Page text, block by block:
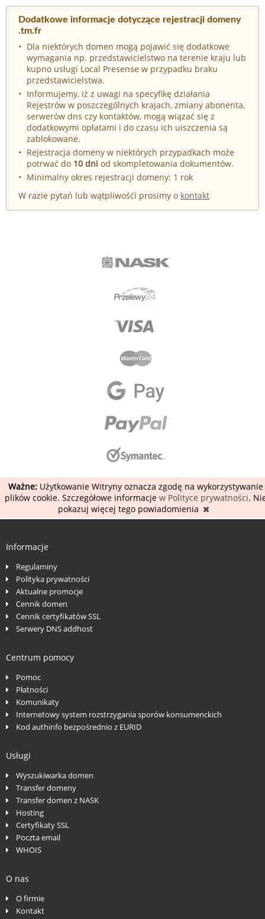
Dodatkowe informacje dotyczące rejestracji domeny
.tm.fr
Dla niektórych domen mogą pojawić się dodatkowe
wymagania np. przedstawicielstwo na terenie kraju lub
kupno usługi Local Presense w przypadku braku
przedstawicielstwa.
Informujemy, iż z uwagi na specyfikę działania
Rejestrów w poszczególnych krajach, zmiany abonenta,
serwerów dns czy kontaktów, mogą wiązać się z
dodatkowymi opłatami i do czasu ich uiszczenia są
zablokowane.
Rejestracja domeny w niektórych przypadkach może
potrwać do 10 dni od skompletowania dokumentów.
Minimalny okres rejestracji domeny: 1 rok
W razie pytań lub wątpliwośći prosimy o kontakt
Ważne:Użytkowanie Witryny oznacza zgodę na wykorzystywanie
plików cookie. Szczegółowe informacje w Polityce prywatności.
pokazuj więcej tego powiadomienia
Informacje
Regulaminy
Polityka prywatności
Aktualne promocje
Cennik domen
Cennik certyfikatów SSL
Serwery DNS addhost
Centrum pomocy
Pomoc
Płatności
Komunikaty
Internetowy system rozstrzygania sporów konsumenckich
Kod authinfo bezpośrednio z EURID
Usługi
Wyszukiwarka domen
Transfer domeny
Transfer domen z NASK
Hosting
Certyfikaty SSL
Poczta email
WHOIS
O nas
O firmie
Kontakt